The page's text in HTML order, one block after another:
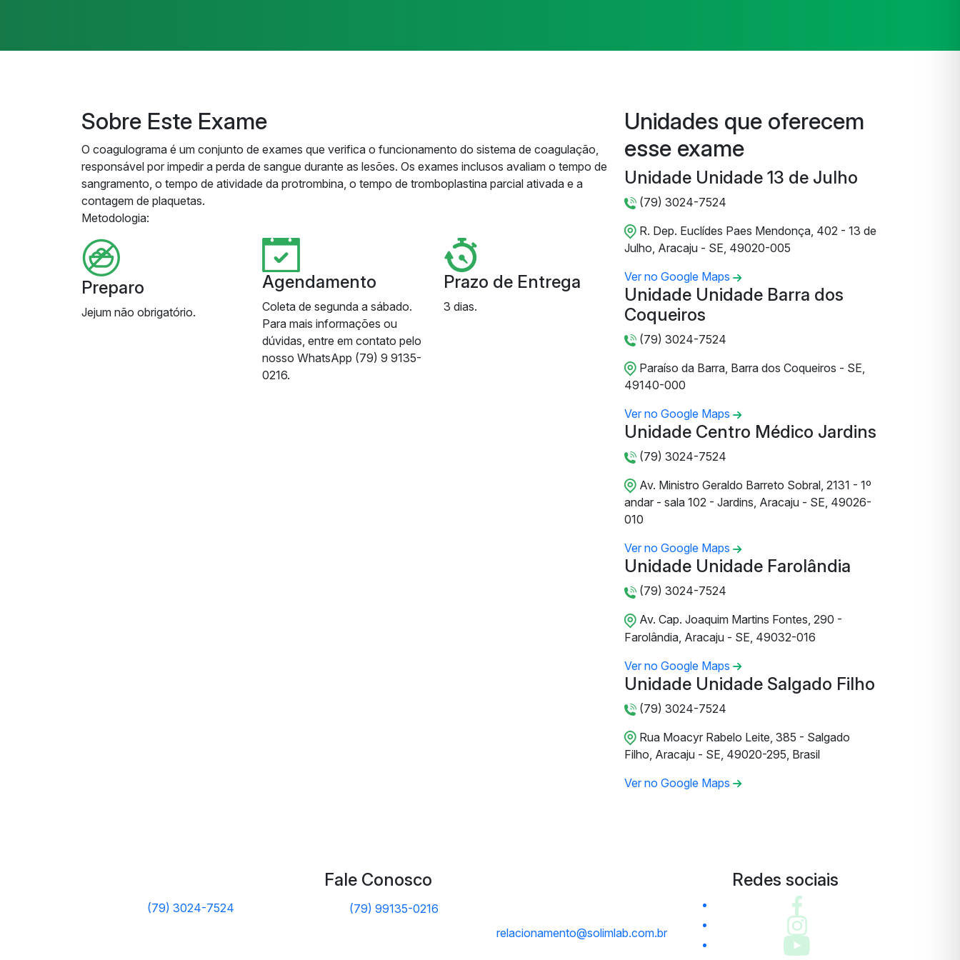
Sobre Este Exame
O coagulograma é um conjunto de exames que verifica o funcionamento do sistema de coagulação,
responsável por impedir a perda de sangue durante as lesões. Os exames inclusos avaliam o tempo de
sangramento, o tempo de atividade da protrombina, o tempo de tromboplastina parcial ativada e a
contagem de plaquetas.
Metodologia:
Preparo
Jejum não obrigatório.
Agendamento
Coleta de segunda a sábado.
Para mais informações ou
dúvidas, entre em contato pelo
nosso WhatsApp (79) 9 9135-
0216.
Prazo de Entrega
3 dias.
Unidades que oferecem
esse exame
Unidade Unidade 13 de Julho
(79) 3024-7524
R. Dep. Euclídes Paes Mendonça, 402 - 13 de
Julho, Aracaju - SE, 49020-005
Ver no Google Maps
Unidade Unidade Barra dos
Coqueiros
(79) 3024-7524
Paraíso da Barra, Barra dos Coqueiros - SE,
49140-000
Ver no Google Maps
Unidade Centro Médico Jardins
(79) 3024-7524
Av. Ministro Geraldo Barreto Sobral, 2131 - 1º
andar - sala 102 - Jardins, Aracaju - SE, 49026-
010
Ver no Google Maps
Unidade Unidade Farolândia
(79) 3024-7524
Av. Cap. Joaquim Martins Fontes, 290 -
Farolândia, Aracaju - SE, 49032-016
Ver no Google Maps
Unidade Unidade Salgado Filho
(79) 3024-7524
Rua Moacyr Rabelo Leite, 385 - Salgado
Filho, Aracaju - SE, 49020-295, Brasil
Ver no Google Maps
Fale Conosco
(79) 3024-7524
(79) 99135-0216
relacionamento@solimlab.com.br
Redes sociais